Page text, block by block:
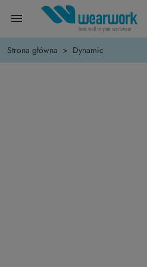
menu
Strona główna Dynamic